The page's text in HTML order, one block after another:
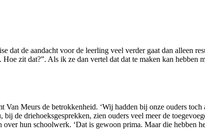
dat de aandacht voor de leerling veel verder gaat dan alleen
zit dat?”. Als ik ze dan vertel dat dat te maken kan
Van Meurs de betrokkenheid. ‘Wij hadden bij onze ouders
bij de driehoeksgesprekken, zien ouders veel meer de
over hun schoolwerk. ‘Dat is gewoon prima. Maar die hebben